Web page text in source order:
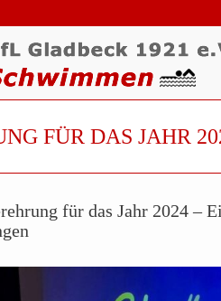
FÜR DAS JAHR
für das Jahr 2024 –